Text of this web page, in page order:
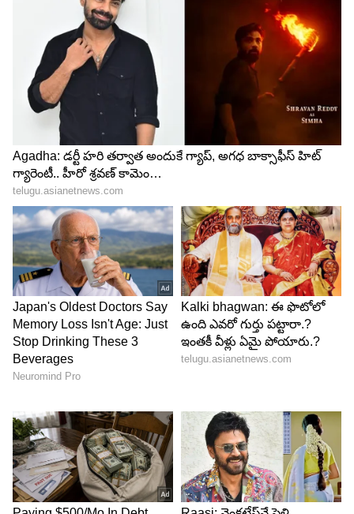
జూలై 6 (సోమవారం) - మిజోరాంలోని అతిపెద్ద మహిళా
స్వచ్చంద సంస్థ MHIP ఆవిర్భావ దినోత్సవం సందర్భంగా
బ్యాంకులకు సెలవు ఉంటుంది.
జూలై 9 (గురువారం) - మేఘాలయలో బేహ్‌ దైన్‌ఖ్లామ్‌
పండగ సందర్భంగా సెలవు. ఇది స్థానిక ప్నార్ (జైంటియా)
గిరిజన తెగ జరుపుకునే పండగ.
జూలై 16 (గురువారం) - ఒడిషా, ఉత్తరాఖండ్, మణిపూర్
లో రథయాత్ర సందర్భంగా బ్యాంకులకు సెలవు
జూలై 17 (శుక్రవారం) - మేఘాలయాలో యు టిరోట్ సింగ్
వర్ధంతి సందర్భంగా ప్రత్యేక సెలవు ఉంది.
జూలై 18 (శనివారం) - సిక్కింలో ద్రుక్పా షి-జి అనే బుద్దిస్ట్
ఫెస్టివల్ సందర్భంగా సెలవు.
జూలై 22 (బుధవారం) - ఖార్చి పూజా సందర్భంగా
త్రిపురలో సెలవు... దీన్ని అగర్తలో ఘనంగా జరుపుకుంటారు.